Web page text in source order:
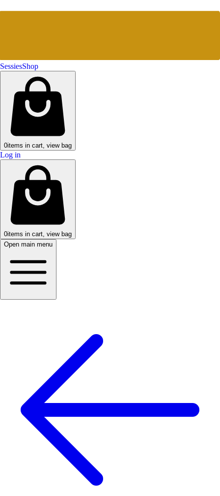
SessiesShop
0items in cart, view bag
Log in
0items in cart, view bag
Open main menu